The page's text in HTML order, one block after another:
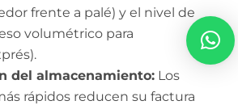
frente a palé) y el nivel de
volumétrico para
del almacenamiento:Los
rápidos reducen su factura